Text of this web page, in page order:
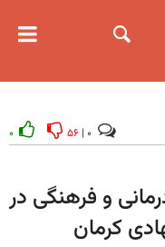
۵۶ ۰
خدمت درمانی و فرهنگی در
کرمان